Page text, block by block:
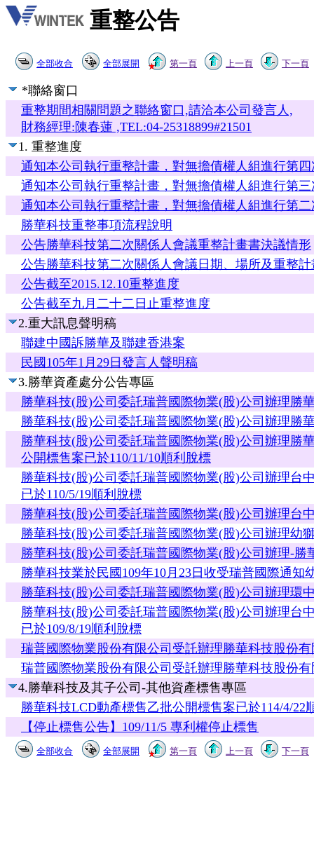
重整公告
全部收合 全部展開 第一頁 上一頁 下一頁
*聯絡窗口
重整期間相關問題之聯絡窗口,請洽本公司發言人,
財務經理:陳春蓮 ,TEL:04-25318899#21501
1. 重整進度
通知本公司執行重整計畫，對無擔債權人組進行第
通知本公司執行重整計畫，對無擔債權人組進行第
通知本公司執行重整計畫，對無擔債權人組進行第
勝華科技重整事項流程說明
公告勝華科技第二次關係人會議重整計畫書決議情形
公告勝華科技第二次關係人會議日期、場所及重整計
公告截至2015.12.10重整進度
公告截至九月二十二日止重整進度
2.重大訊息聲明稿
聯建中國訴勝華及聯建香港案
民國105年1月29日發言人聲明稿
3.勝華資產處分公告專區
勝華科技(股)公司委託瑞普國際物業(股)公司辦理勝
勝華科技(股)公司委託瑞普國際物業(股)公司辦理勝
勝華科技(股)公司委託瑞普國際物業(股)公司辦理勝
公開標售案已於110/11/10順利脫標
勝華科技(股)公司委託瑞普國際物業(股)公司辦理台
已於110/5/19順利脫標
勝華科技(股)公司委託瑞普國際物業(股)公司辦理台
勝華科技(股)公司委託瑞普國際物業(股)公司辦理幼
勝華科技(股)公司委託瑞普國際物業(股)公司辦理-
勝華科技業於民國109年10月23日收受瑞普國際通知
勝華科技(股)公司委託瑞普國際物業(股)公司辦理環
勝華科技(股)公司委託瑞普國際物業(股)公司辦理台
已於109/8/19順利脫標
瑞普國際物業股份有限公司受託辦理勝華科技股份
瑞普國際物業股份有限公司受託辦理勝華科技股份
4.勝華科技及其子公司-其他資產標售專區
勝華科技LCD動產標售乙批公開標售案已於114/4/22
【停止標售公告】109/11/5 專利權停止標售
全部收合 全部展開 第一頁 上一頁 下一頁